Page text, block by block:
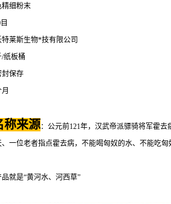
精细粉末
特莱斯生物*技有限公司
/纸板桶
封保存
称来源：公元前121年，汉武帝派骠骑将军霍
一位老者指点霍去病，不能喝匈奴的水、不能吃
就是“黄河水、河西草”